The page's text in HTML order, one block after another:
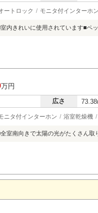
ートロック モニタ付インターホン
内きれいに使用されています■ペ
万円
広さ
ニタ付インターホン 浴室乾燥機
室南向きで太陽の光がたくさん取